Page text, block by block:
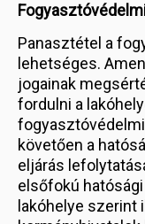
Panasztétel a
lehetséges.
jogainak
fordulni a
követően a
eljárás
elsőfokú
lakóhelye